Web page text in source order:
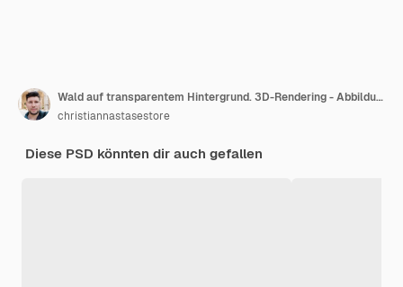
Wald auf transparentem Hintergrund. 3D-Rendering - Abbildung
christiannastasestore
Diese PSD könnten dir auch gefallen